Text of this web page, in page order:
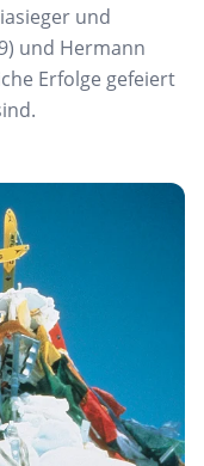
und
und Hermann
Erfolge gefeiert